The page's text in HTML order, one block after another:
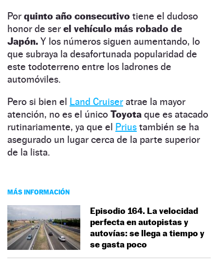
Por quinto año consecutivo tiene el dudoso
honor de ser el vehículo más robado de
Japón. Y los números siguen aumentando, lo
que subraya la desafortunada popularidad de
este todoterreno entre los ladrones de
automóviles.
Pero si bien el Land Cruiser atrae la mayor
atención, no es el único Toyota que es atacado
rutinariamente, ya que el Prius también se ha
asegurado un lugar cerca de la parte superior
de la lista.
MÁS INFORMACIÓN
Episodio 164. La velocidad
perfecta en autopistas y
autovías: se llega a tiempo y
se gasta poco